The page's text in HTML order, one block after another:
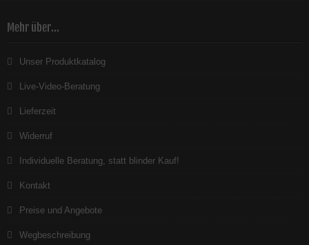
Mehr über...
Unser Produktkatalog
Live-Video-Beratung
Lieferzeit
Widerruf
Individuelle Beratung, statt blinder Kauf!
Kontakt
Preise und Angebote
Wegbeschreibung